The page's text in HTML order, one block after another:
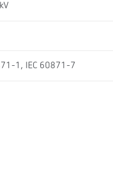
1, IEC 60871-7